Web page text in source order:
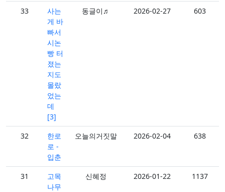
33
사는
게 바
빠서
시논
빵 터
졌는
지도
몰랐
었는
데
[3]
동글이♬ 2026-02-27 603
32
한로
로 -
입춘
오늘의거짓말 2026-02-04 638
31
고목
나무
신혜정 2026-01-22 1137